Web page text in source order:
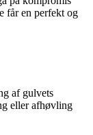
får en perfekt og
af gulvets
eller afhøvling